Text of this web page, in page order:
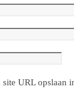
URL opslaan